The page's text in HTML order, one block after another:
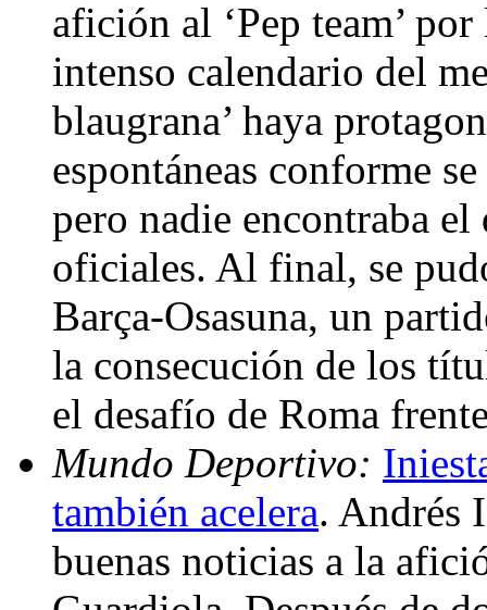
afición al ‘Pep team’
intenso calendario del
blaugrana’ haya
espontáneas conforme
pero nadie encontraba
oficiales. Al final, se
Barça-Osasuna, un
la consecución de los
el desafío de Roma
Mundo Deportivo:
también acelera. Andrés
buenas noticias a la